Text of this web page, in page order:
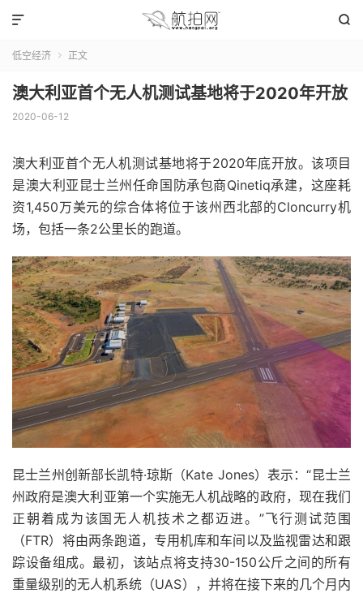


低空经济  正文
澳大利亚首个无人机测试基地将于2020年开放
2020-06-12
澳大利亚首个无人机测试基地将于2020年底开放。该项目
是澳大利亚昆士兰州任命国防承包商Qinetiq承建，这座耗
资1,450万美元的综合体将位于该州西北部的Cloncurry机
场，包括一条2公里长的跑道。
昆士兰州创新部长凯特·琼斯（Kate Jones）表示：“昆士兰
州政府是澳大利亚第一个实施无人机战略的政府，现在我们
正朝着成为该国无人机技术之都迈进。”飞行测试范围
（FTR）将由两条跑道，专用机库和车间以及监视雷达和跟
踪设备组成。最初，该站点将支持30-150公斤之间的所有
重量级别的无人机系统（UAS），并将在接下来的几个月内